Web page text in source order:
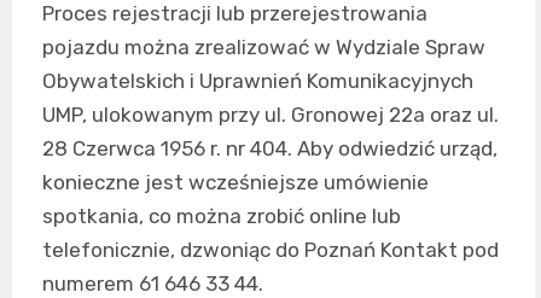
Proces rejestracji lub przerejestrowania
pojazdu można zrealizować w Wydziale Spraw
Obywatelskich i Uprawnień Komunikacyjnych
UMP, ulokowanym przy ul. Gronowej 22a oraz ul.
28 Czerwca 1956 r. nr 404. Aby odwiedzić urząd,
konieczne jest wcześniejsze umówienie
spotkania, co można zrobić online lub
telefonicznie, dzwoniąc do Poznań Kontakt pod
numerem 61 646 33 44.